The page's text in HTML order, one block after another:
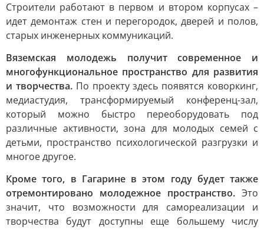
Строители работают в первом и втором корпусах –
идет демонтаж стен и перегородок, дверей и полов,
старых инженерных коммуникаций.
Вяземская молодежь получит современное и
многофункциональное пространство для развития
и творчества.По проекту здесь появятся коворкинг,
медиастудия, трансформируемый конференц-зал,
который можно быстро переоборудовать под
различные активности, зона для молодых семей с
детьми, пространство психологической разгрузки и
многое другое.
Кроме того, в Гагарине в этом году будет также
отремонтировано молодежное пространство. Это
значит, что возможности для самореализации и
творчества будут доступны еще большему числу